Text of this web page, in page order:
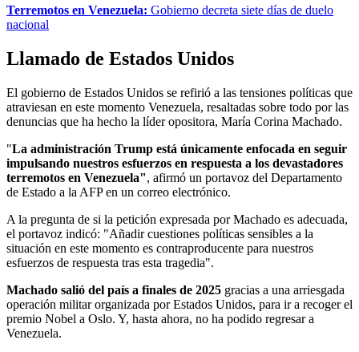
Terremotos en Venezuela: Gobierno decreta siete días de duelo
nacional
Llamado de Estados Unidos
El gobierno de Estados Unidos se refirió a las tensiones políticas que
atraviesan en este momento Venezuela, resaltadas sobre todo por las
denuncias que ha hecho la líder opositora, María Corina Machado.
"La administración Trump está únicamente enfocada en seguir
impulsando nuestros esfuerzos en respuesta a los devastadores
terremotos en Venezuela", afirmó un portavoz del Departamento
de Estado a la AFP en un correo electrónico.
A la pregunta de si la petición expresada por Machado es adecuada,
el portavoz indicó: "Añadir cuestiones políticas sensibles a la
situación en este momento es contraproducente para nuestros
esfuerzos de respuesta tras esta tragedia".
Machado salió del país a finales de 2025 gracias a una arriesgada
operación militar organizada por Estados Unidos, para ir a recoger el
premio Nobel a Oslo. Y, hasta ahora, no ha podido regresar a
Venezuela.